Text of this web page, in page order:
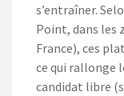
s’entraîner.
Point, dans les
France), ces
ce qui rallonge
candidat libre